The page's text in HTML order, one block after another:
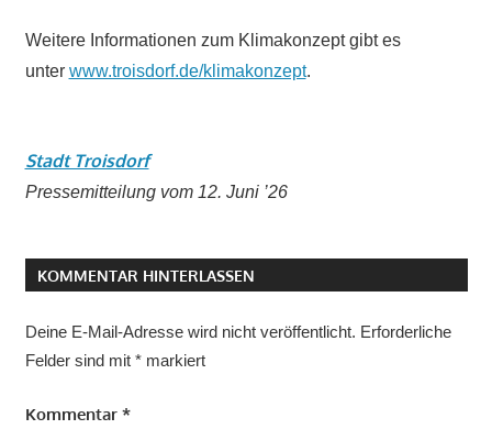
Weitere Informationen zum Klimakonzept gibt es
unter www.troisdorf.de/klimakonzept.
Stadt Troisdorf
Pressemitteilung vom 12. Juni ’26
KOMMENTAR HINTERLASSEN
Deine E-Mail-Adresse wird nicht veröffentlicht. Erforderliche
Felder sind mit *markiert
Kommentar *